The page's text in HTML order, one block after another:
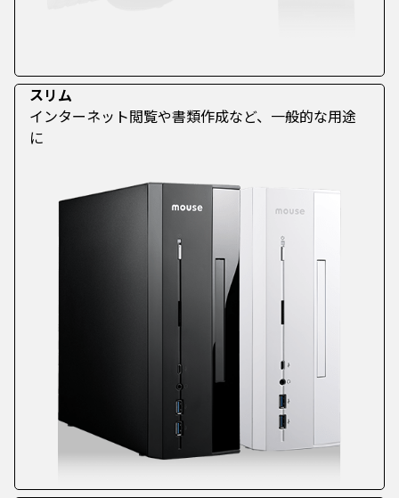
スリム
インターネット閲覧や書類作成など、一般的な用途
に